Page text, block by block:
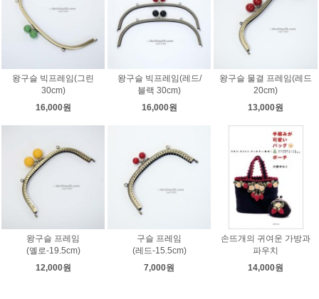
왕구슬 빅프레임(그린
30cm)
16,000원
왕구슬 빅프레임(레드/
블랙 30cm)
16,000원
왕구슬 물결 프레임(레드
20cm)
13,000원
왕구슬 프레임
(옐로-19.5cm)
12,000원
구슬 프레임
(레드-15.5cm)
7,000원
손뜨개의 귀여운 가방과
파우치
14,000원